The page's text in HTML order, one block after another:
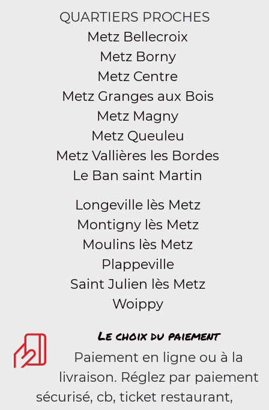
QUARTIERS PROCHES
Metz Bellecroix
Metz Borny
Metz Centre
Metz Granges aux Bois
Metz Magny
Metz Queuleu
Metz Vallières les Bordes
Le Ban saint Martin
Longeville lès Metz
Montigny lès Metz
Moulins lès Metz
Plappeville
Saint Julien lès Metz
Woippy
Le choix du paiement
Paiement en ligne ou à la
livraison. Réglez par paiement
sécurisé, cb, ticket restaurant,